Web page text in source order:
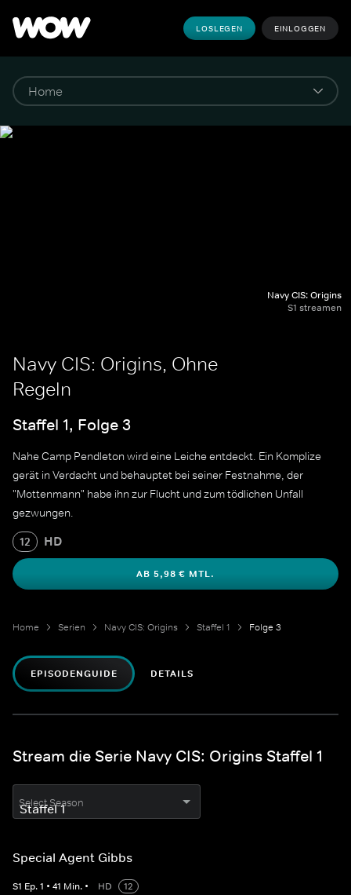
LOSLEGEN EINLOGGEN
Navy CIS: Origins
S1 streamen
Navy CIS: Origins, Ohne
Regeln
Staffel 1, Folge 3
Nahe Camp Pendleton wird eine Leiche entdeckt. Ein Komplize
gerät in Verdacht und behauptet bei seiner Festnahme, der
"Mottenmann" habe ihn zur Flucht und zum tödlichen Unfall
gezwungen.
12 HD
AB 5,98 € MTL.
Home Serien Navy CIS: Origins Staffel 1 Folge 3
EPISODENGUIDE DETAILS
Stream die Serie Navy CIS: Origins Staffel 1
Select Season
Special Agent Gibbs
S1 Ep.1 • 41 Min. • HD
12